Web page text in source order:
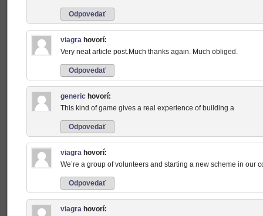
Odpovedať
viagra hovorí:
Very neat article post.Much thanks again. Much obliged.
Odpovedať
generic hovorí:
This kind of game gives a real experience of building a
Odpovedať
viagra hovorí:
We’re a group of volunteers and starting a new scheme in our
Odpovedať
viagra hovorí: